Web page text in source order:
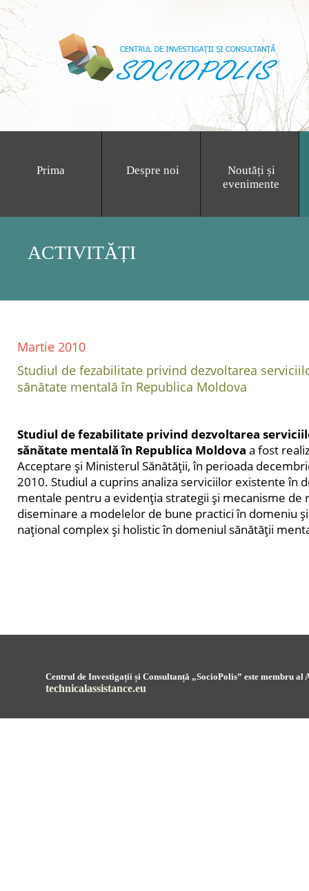
Prima Despre noi
Noutăți și
evenimente
ACTIVITĂȚI
Martie 2010
Studiul de fezabilitate privind dezvoltarea
sănătate mentală în Republica Moldova
Studiul de fezabilitate privind dezvoltarea
sănătate mentală în Republica Moldova a fost
Acceptare şi Ministerul Sănătăţii, în perioada
2010. Studiul a cuprins analiza serviciilor existente în
mentale pentru a evidenţia strategii şi mecanisme de
diseminare a modelelor de bune practici în domeniu
naţional complex şi holistic în domeniul sănătăţii
Centrul de Investigații și Consultanță „SocioPolis” este membru al
technicalassistance.eu